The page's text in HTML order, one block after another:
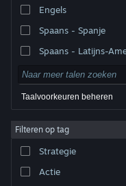
© Valve Corporation. Alle rechten
handelsmerken zijn eigendom van
Privacybeleid|Juridische informatie
Toegankelijkheid
|
Terugbetalingen
Engels
Spaans - Spanje
Spaans - Latijns-
Taalvoorkeuren beheren
Filteren op tag
Strategie
Actie